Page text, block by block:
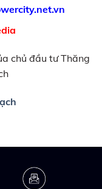
chủ đầu tư Thăng